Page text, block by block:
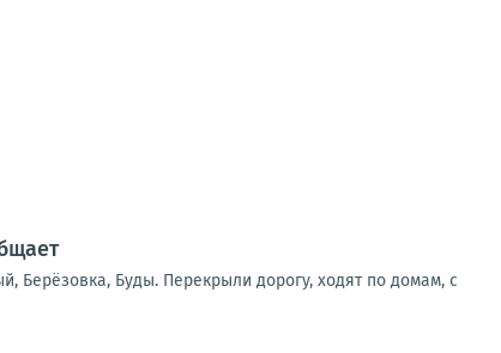
Берёзовка, Буды. Перекрыли дорогу, ходят по домам, с